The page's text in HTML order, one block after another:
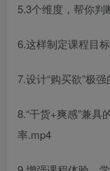
5.3个维度，帮你判
6.这样制定课程目
7.设计“购买欲”极
8.“干货+爽感”兼具
率.mp4